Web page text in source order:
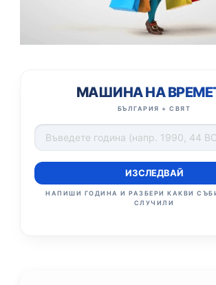
МАШИНА НА
БЪЛГАРИЯ + СВЯТ
ИЗСЛЕДВАЙ
НАПИШИ ГОДИНА И РАЗБЕРИ КАКВИ
СЛУЧИЛИ